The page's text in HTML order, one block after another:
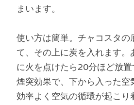
まいます。
使い方は簡単。チャコスタの
て、その上に炭を入れます。
に火を点けたら20分ほど放置
煙突効果で、下から入った空
効率よく空気の循環が起こり